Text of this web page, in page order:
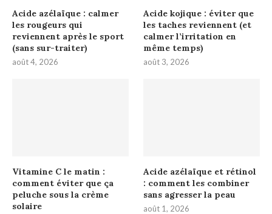
Acide azélaïque : calmer
les rougeurs qui
reviennent après le sport
(sans sur-traiter)
août 4, 2026
Acide kojique : éviter que
les taches reviennent (et
calmer l’irritation en
même temps)
août 3, 2026
Vitamine C le matin :
comment éviter que ça
peluche sous la crème
solaire
Acide azélaïque et rétinol
: comment les combiner
sans agresser la peau
août 1, 2026